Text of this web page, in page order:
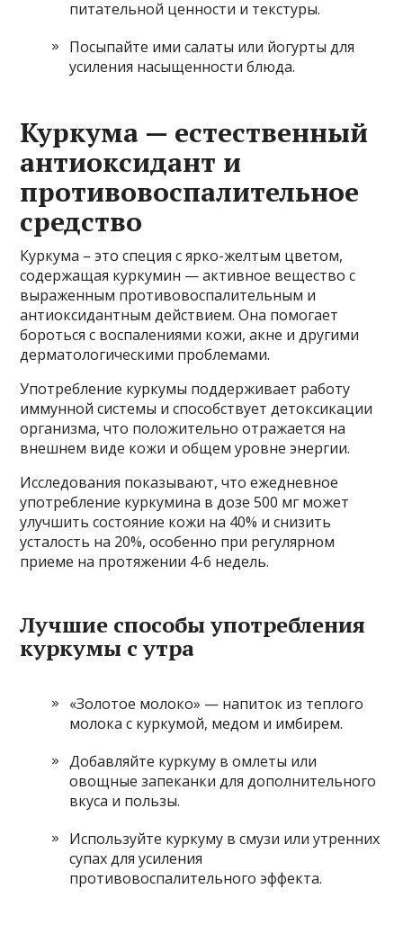
питательной ценности и текстуры.
Посыпайте ими салаты или йогурты для
усиления насыщенности блюда.
Куркума — естественный
антиоксидант и
противовоспалительное
средство
Куркума – это специя с ярко-желтым цветом,
содержащая куркумин — активное вещество с
выраженным противовоспалительным и
антиоксидантным действием. Она помогает
бороться с воспалениями кожи, акне и другими
дерматологическими проблемами.
Употребление куркумы поддерживает работу
иммунной системы и способствует детоксикации
организма, что положительно отражается на
внешнем виде кожи и общем уровне энергии.
Исследования показывают, что ежедневное
употребление куркумина в дозе 500 мг может
улучшить состояние кожи на 40% и снизить
усталость на 20%, особенно при регулярном
приеме на протяжении 4-6 недель.
Лучшие способы употребления
куркумы с утра
«Золотое молоко» — напиток из теплого
молока с куркумой, медом и имбирем.
Добавляйте куркуму в омлеты или
овощные запеканки для дополнительного
вкуса и пользы.
Используйте куркуму в смузи или утренних
супах для усиления
противовоспалительного эффекта.